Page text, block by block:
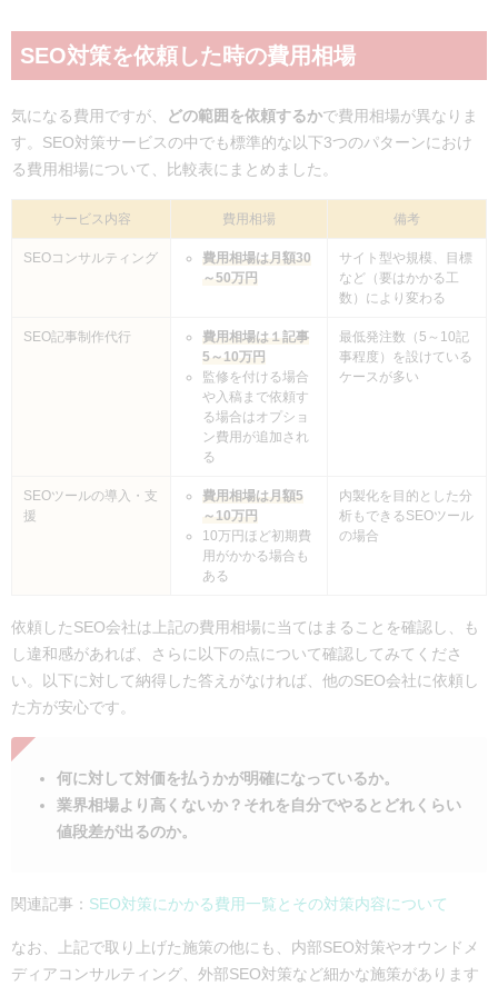
SEO対策を依頼した時の費用相場
気になる費用ですが、 どの範囲を依頼するかで費用相場が異なりま
す。SEO対策サービスの中でも標準的な以下3つのパターンにおけ
る費用相場について、比較表にまとめました。
サービス内容 費用相場 備考
SEOコンサルティング
費用相場は月額30
～50万円
サイト型や規模、目標
など（要はかかる工
数）により変わる
SEO記事制作代行
費用相場は１記事
5～10万円
監修を付ける場合
や入稿まで依頼す
る場合はオプショ
ン費用が追加され
る
最低発注数（5～10記
事程度）を設けている
ケースが多い
SEOツールの導入・支
援
費用相場は月額5
～10万円
10万円ほど初期費
用がかかる場合も
ある
内製化を目的とした分
析もできるSEOツール
の場合
依頼したSEO会社は上記の費用相場に当てはまることを確認し、も
し違和感があれば、さらに以下の点について確認してみてくださ
い。以下に対して納得した答えがなければ、他のSEO会社に依頼し
た方が安心です。
何に対して対価を払うかが明確になっているか。
業界相場より高くないか？それを自分でやるとどれくらい
値段差が出るのか。
関連記事： SEO対策にかかる費用一覧とその対策内容について
なお、上記で取り上げた施策の他にも、内部SEO対策やオウンドメ
ディアコンサルティング、外部SEO対策など細かな施策があります